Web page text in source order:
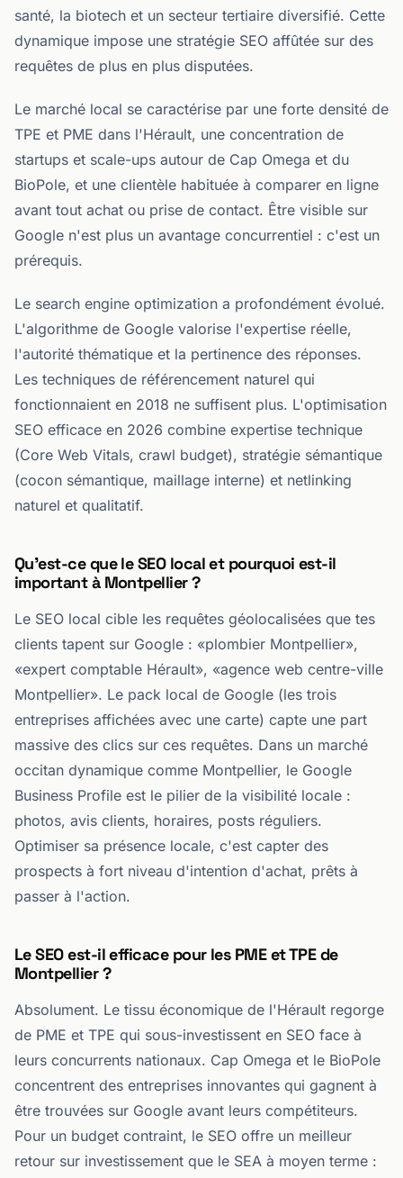
santé, la biotech et un secteur tertiaire diversifié. Cette
dynamique impose une stratégie SEO affûtée sur des
requêtes de plus en plus disputées.
Le marché local se caractérise par une forte densité de
TPE et PME dans l'Hérault, une concentration de
startups et scale-ups autour de Cap Omega et du
BioPole, et une clientèle habituée à comparer en ligne
avant tout achat ou prise de contact. Être visible sur
Google n'est plus un avantage concurrentiel : c'est un
prérequis.
Le search engine optimization a profondément évolué.
L'algorithme de Google valorise l'expertise réelle,
l'autorité thématique et la pertinence des réponses.
Les techniques de référencement naturel qui
fonctionnaient en 2018 ne suffisent plus. L'optimisation
SEO efficace en 2026 combine expertise technique
(Core Web Vitals, crawl budget), stratégie sémantique
(cocon sémantique, maillage interne) et netlinking
naturel et qualitatif.
Qu'est-ce que le SEO local et pourquoi est-il
important à Montpellier ?
Le SEO local cible les requêtes géolocalisées que tes
clients tapent sur Google : «plombier Montpellier»,
«expert comptable Hérault», «agence web centre-ville
Montpellier». Le pack local de Google (les trois
entreprises affichées avec une carte) capte une part
massive des clics sur ces requêtes. Dans un marché
occitan dynamique comme Montpellier, le Google
Business Profile est le pilier de la visibilité locale :
photos, avis clients, horaires, posts réguliers.
Optimiser sa présence locale, c'est capter des
prospects à fort niveau d'intention d'achat, prêts à
passer à l'action.
Le SEO est-il efficace pour les PME et TPE de
Montpellier ?
Absolument. Le tissu économique de l'Hérault regorge
de PME et TPE qui sous-investissent en SEO face à
leurs concurrents nationaux. Cap Omega et le BioPole
concentrent des entreprises innovantes qui gagnent à
être trouvées sur Google avant leurs compétiteurs.
Pour un budget contraint, le SEO offre un meilleur
retour sur investissement que le SEA à moyen terme :